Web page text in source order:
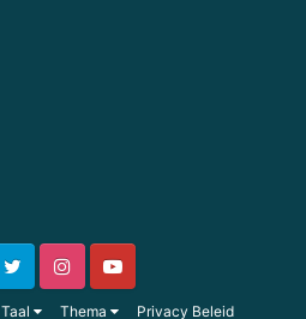
Taal Thema Privacy Beleid